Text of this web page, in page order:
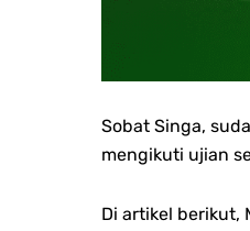
Sobat Singa,
mengikuti ujian
Di artikel berikut,